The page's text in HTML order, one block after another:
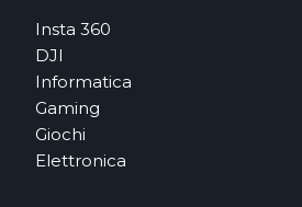
Insta 360
DJI
Informatica
Gaming
Giochi
Elettronica